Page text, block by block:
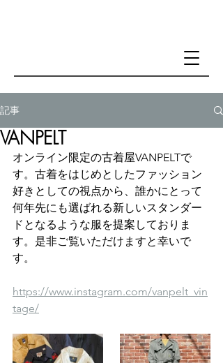
記事
VANPELT
オンライン限定の古着屋VANPELTで
す。古着をはじめとしたファッション
好きとしての視点から、誰かにとって
何年先にも選ばれる新しいスタンダー
ドとなるような服を提案しておりま
す。是非ご覧いただけますと幸いで
す。
https://www.instagram.com/vanpelt_vin
tage/